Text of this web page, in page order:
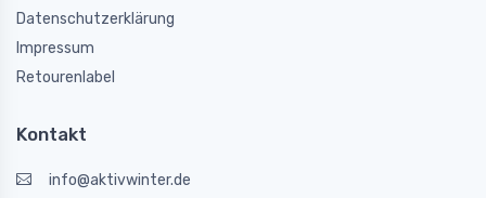
Datenschutzerklärung
Impressum
Retourenlabel
Kontakt
info@aktivwinter.de